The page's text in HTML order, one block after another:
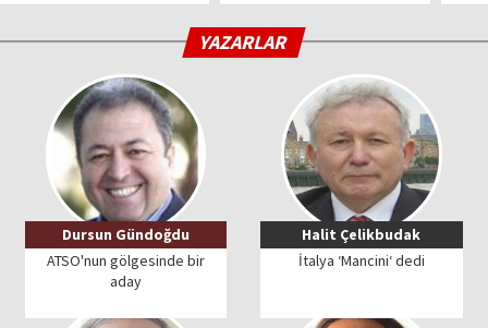
YAZARLAR
Dursun Gündoğdu
ATSO'nun gölgesinde bir
aday
Halit Çelikbudak
İtalya ‘Mancini‘ dedi